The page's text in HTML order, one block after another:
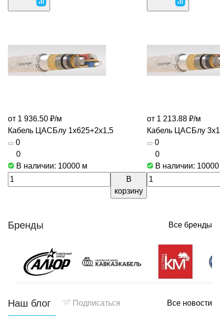
от 1 936.50 ₽/м
Кабель ЦАСБлу 1х625+2х1,5
0
0
В наличии: 10000 м
В
корзину
от 1 213.88 ₽/м
Кабель ЦАСБлу
0
0
В наличии:
Бренды Все бренды
Наш блог Подписаться Все новости